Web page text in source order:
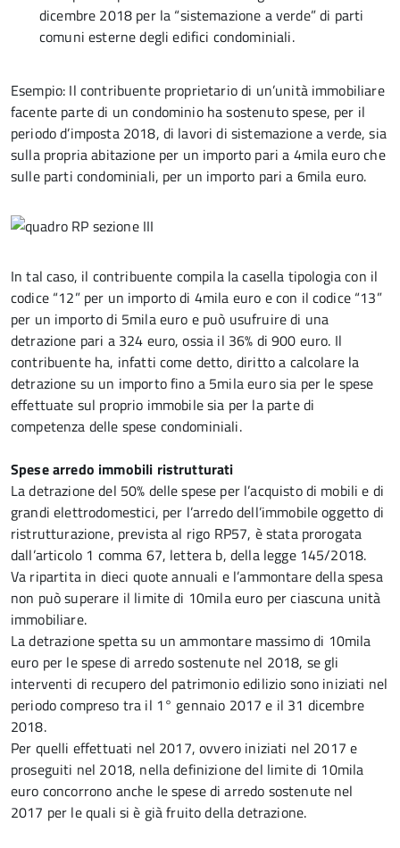
dicembre 2018 per la “sistemazione a verde” di parti
comuni esterne degli edifici condominiali.
Esempio: Il contribuente proprietario di un’unità immobiliare
facente parte di un condominio ha sostenuto spese, per il
periodo d’imposta 2018, di lavori di sistemazione a verde, sia
sulla propria abitazione per un importo pari a 4mila euro che
sulle parti condominiali, per un importo pari a 6mila euro.
In tal caso, il contribuente compila la casella tipologia con il
codice “12” per un importo di 4mila euro e con il codice “13”
per un importo di 5mila euro e può usufruire di una
detrazione pari a 324 euro, ossia il 36% di 900 euro. Il
contribuente ha, infatti come detto, diritto a calcolare la
detrazione su un importo fino a 5mila euro sia per le spese
effettuate sul proprio immobile sia per la parte di
competenza delle spese condominiali.
Spese arredo immobili ristrutturati
La detrazione del 50% delle spese per l’acquisto di mobili e di
grandi elettrodomestici, per l’arredo dell’immobile oggetto di
ristrutturazione, prevista al rigo RP57, è stata prorogata
dall’articolo 1 comma 67, lettera b, della legge 145/2018.
Va ripartita in dieci quote annuali e l’ammontare della spesa
non può superare il limite di 10mila euro per ciascuna unità
immobiliare.
La detrazione spetta su un ammontare massimo di 10mila
euro per le spese di arredo sostenute nel 2018, se gli
interventi di recupero del patrimonio edilizio sono iniziati nel
periodo compreso tra il 1° gennaio 2017 e il 31 dicembre
2018.
Per quelli effettuati nel 2017, ovvero iniziati nel 2017 e
proseguiti nel 2018, nella definizione del limite di 10mila
euro concorrono anche le spese di arredo sostenute nel
2017 per le quali si è già fruito della detrazione.